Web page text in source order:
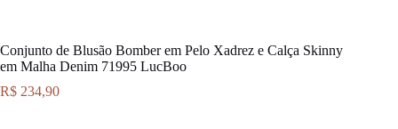
Conjunto de Blusão Bomber em Pelo Xadrez e Calça Skinny
em Malha Denim 71995 LucBoo
R$ 234,90